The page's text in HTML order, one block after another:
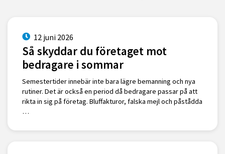
12 juni 2026
Så skyddar du företaget mot
bedragare i sommar
Semestertider innebär inte bara lägre bemanning och nya
rutiner. Det är också en period då bedragare passar på att
rikta in sig på företag. Bluffakturor, falska mejl och påstådda
…